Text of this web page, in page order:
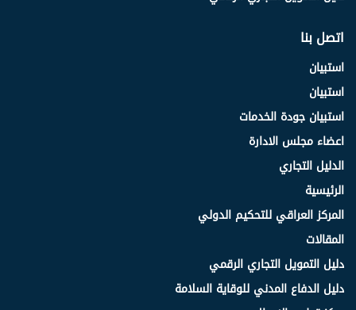
اتصل بنا
استبيان
استبيان
استبيان جودة الخدمات
اعضاء مجلس الادارة
الدليل التجاري
الرئيسية
المركز العراقي للتحكيم الدولي
المقالات
دليل التمويل التجاري الرقمي
دليل الدفاع المدني للوقاية السلامة